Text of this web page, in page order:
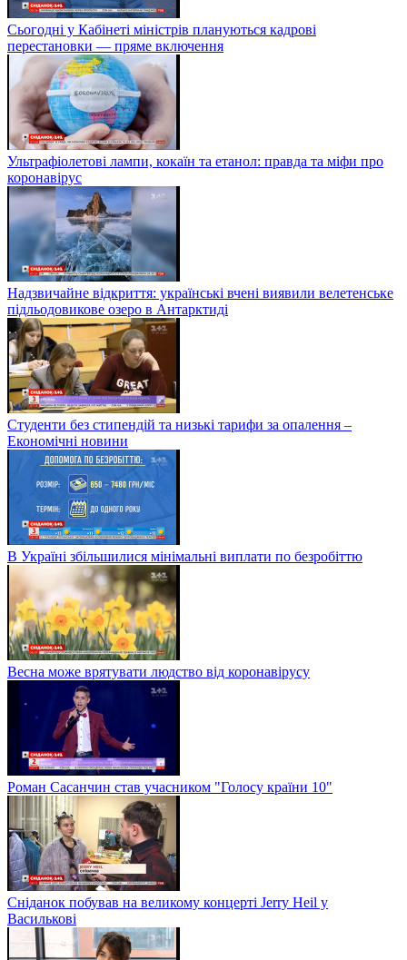
Сьогодні у Кабінеті міністрів плануються кадрові
перестановки — пряме включення
Ультрафіолетові лампи, кокаїн та етанол: правда та міфи про
коронавірус
Надзвичайне відкриття: українські вчені виявили велетенське
підльодовикове озеро в Антарктиді
Студенти без стипендій та низькі тарифи за опалення –
Економічні новини
В Україні збільшилися мінімальні виплати по безробіттю
Весна може врятувати людство від коронавірусу
Роман Сасанчин став учасником "Голосу країни 10"
Сніданок побував на великому концерті Jerry Heil у
Василькові